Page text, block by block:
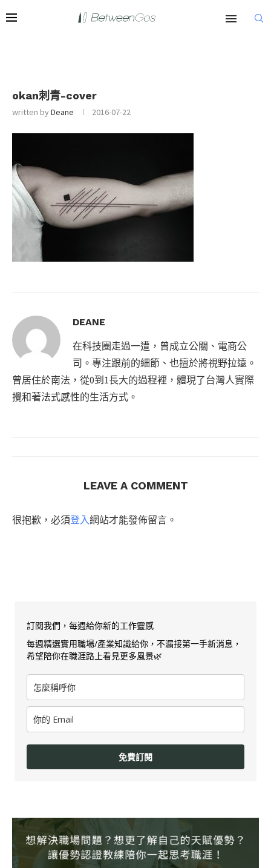
okan刺青-cover
written byDeane 2016-07-22
DEANE
在科技圈走過一遭，曾成立公關、電商公
司。專注跟前的細節、也擅於將視野拉遠。
曾居住於南法，從0到1長大的過程裡，體現了台灣人實際
攪和著法式感性的生活方式。
LEAVE A COMMENT
很抱歉，必須登入網站才能發佈留言。
訂閱我們，每週給你新的工作靈感
每週精選實用職場/產業知識給你，不漏接第一手新消息，
希望陪你在職涯路上看見更多風景🌿
免費訂閱